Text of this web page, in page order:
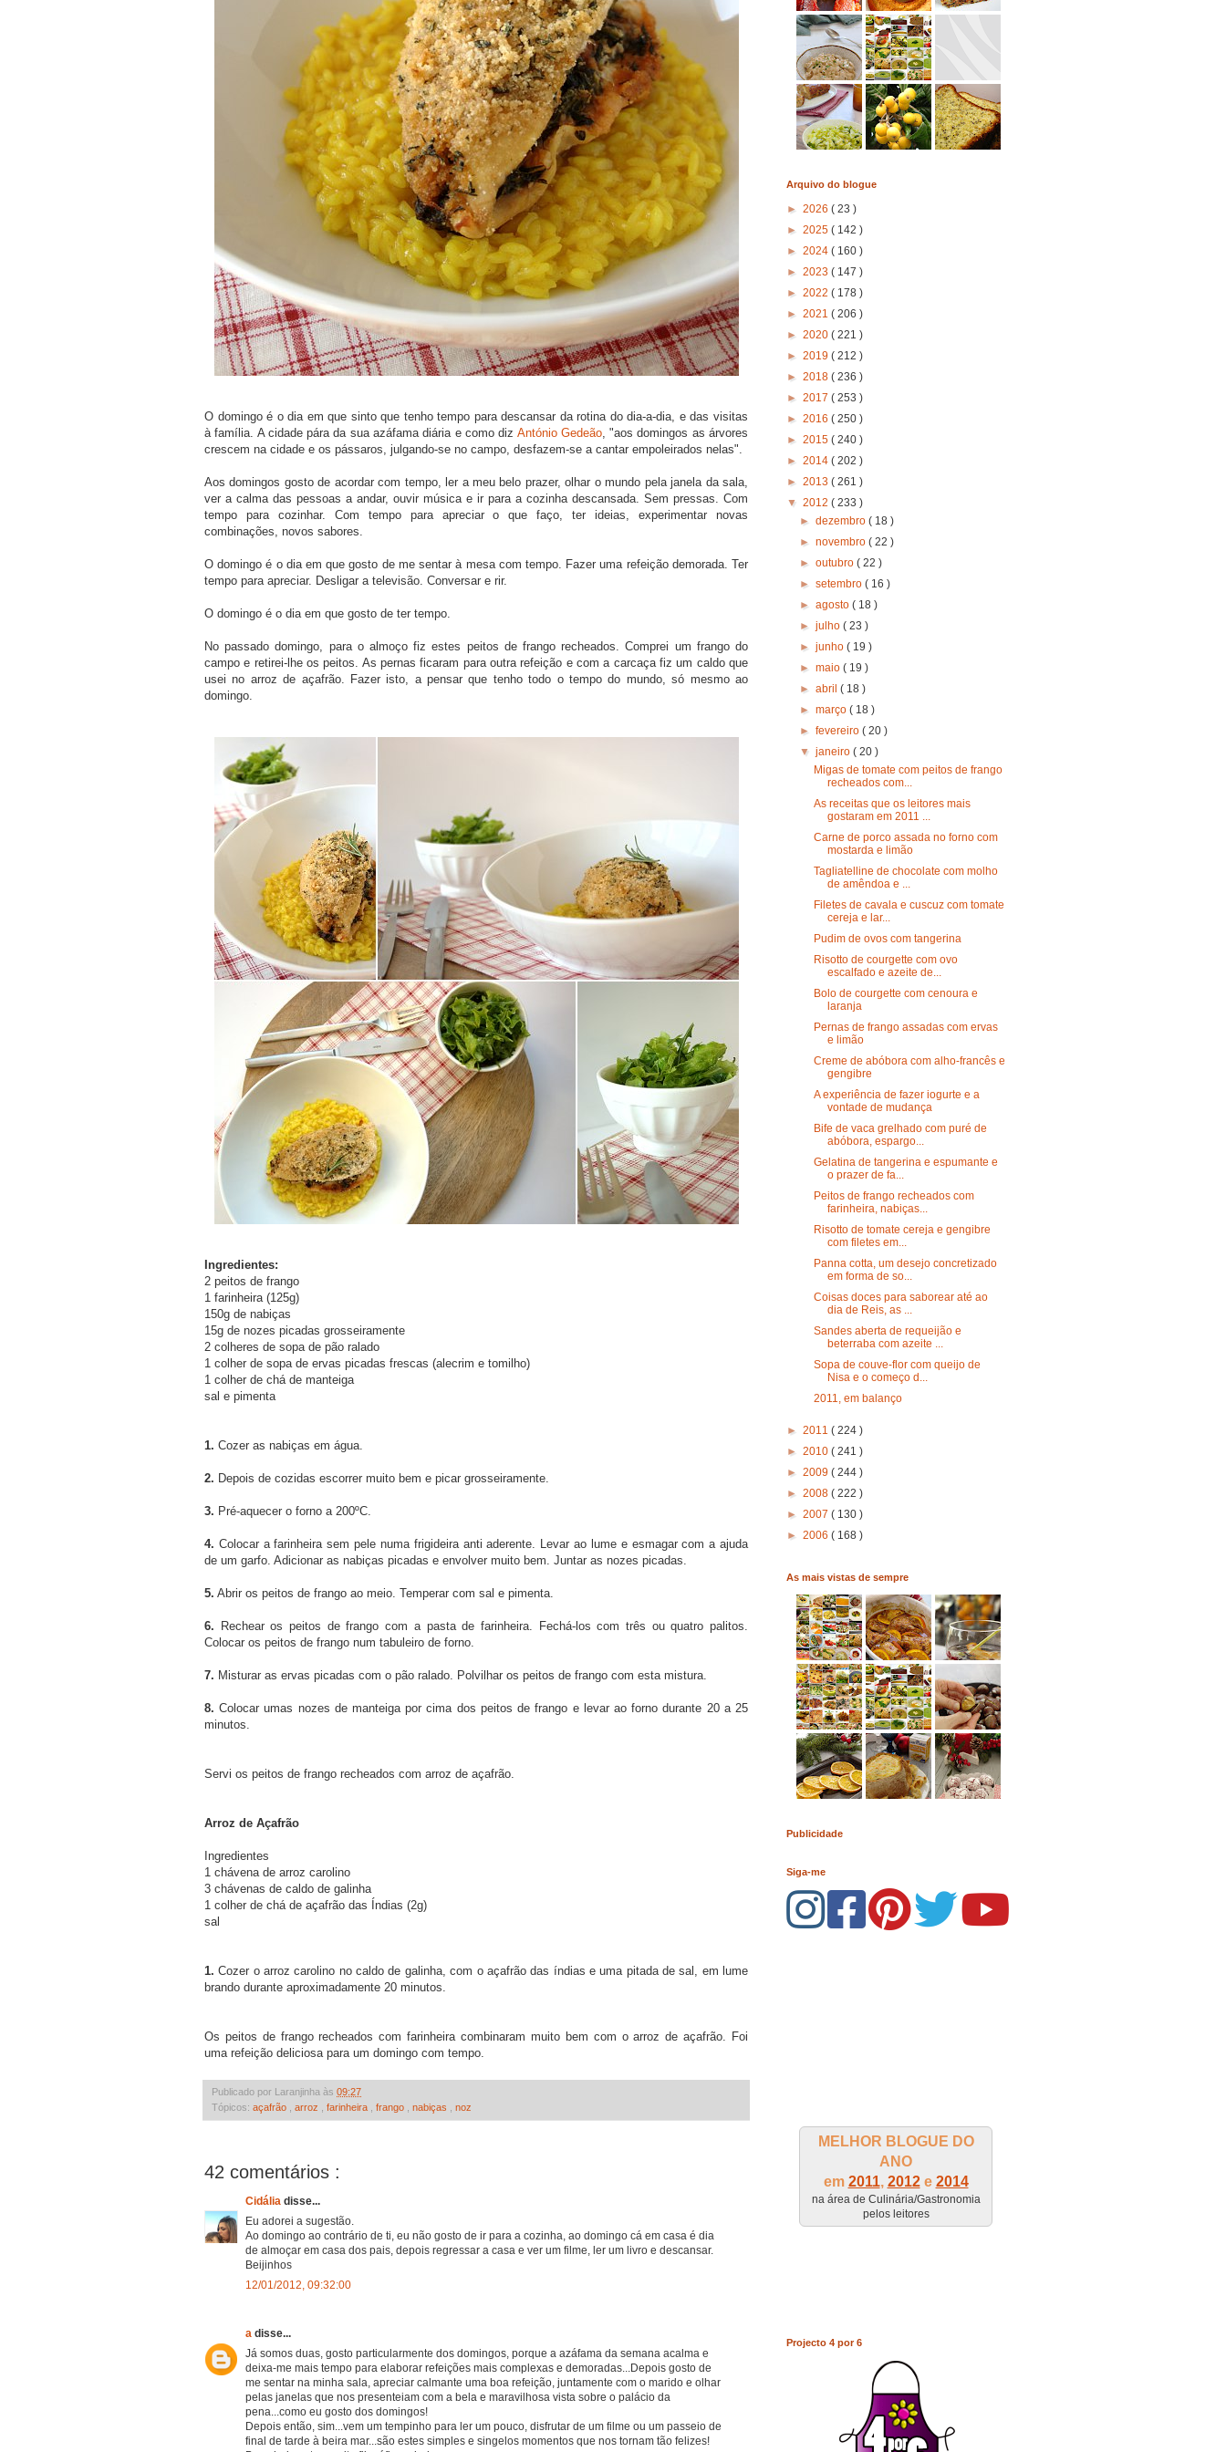
O domingo é o dia em que sinto que tenho tempo para descansar da rotina do dia-a-dia, e das visitas
à família. A cidade pára da sua azáfama diária e como diz António Gedeão, "aos domingos as árvores
crescem na cidade e os pássaros, julgando-se no campo, desfazem-se a cantar empoleirados nelas".
Aos domingos gosto de acordar com tempo, ler a meu belo prazer, olhar o mundo pela janela da sala,
ver a calma das pessoas a andar, ouvir música e ir para a cozinha descansada. Sem pressas. Com
tempo para cozinhar. Com tempo para apreciar o que faço, ter ideias, experimentar novas
combinações, novos sabores.
O domingo é o dia em que gosto de me sentar à mesa com tempo. Fazer uma refeição demorada. Ter
tempo para apreciar. Desligar a televisão. Conversar e rir.
O domingo é o dia em que gosto de ter tempo.
No passado domingo, para o almoço fiz estes peitos de frango recheados. Comprei um frango do
campo e retirei-lhe os peitos. As pernas ficaram para outra refeição e com a carcaça fiz um caldo que
usei no arroz de açafrão. Fazer isto, a pensar que tenho todo o tempo do mundo, só mesmo ao
domingo.
Ingredientes:
2 peitos de frango
1 farinheira (125g)
150g de nabiças
15g de nozes picadas grosseiramente
2 colheres de sopa de pão ralado
1 colher de sopa de ervas picadas frescas (alecrim e tomilho)
1 colher de chá de manteiga
sal e pimenta
1. Cozer as nabiças em água.
2. Depois de cozidas escorrer muito bem e picar grosseiramente.
3. Pré-aquecer o forno a 200ºC.
4. Colocar a farinheira sem pele numa frigideira anti aderente. Levar ao lume e esmagar com a ajuda
de um garfo. Adicionar as nabiças picadas e envolver muito bem. Juntar as nozes picadas.
5. Abrir os peitos de frango ao meio. Temperar com sal e pimenta.
6. Rechear os peitos de frango com a pasta de farinheira. Fechá-los com três ou quatro palitos.
Colocar os peitos de frango num tabuleiro de forno.
7. Misturar as ervas picadas com o pão ralado. Polvilhar os peitos de frango com esta mistura.
8. Colocar umas nozes de manteiga por cima dos peitos de frango e levar ao forno durante 20 a 25
minutos.
Servi os peitos de frango recheados com arroz de açafrão.
Arroz de Açafrão
Ingredientes
1 chávena de arroz carolino
3 chávenas de caldo de galinha
1 colher de chá de açafrão das Índias (2g)
sal
1. Cozer o arroz carolino no caldo de galinha, com o açafrão das índias e uma pitada de sal, em lume
brando durante aproximadamente 20 minutos.
Os peitos de frango recheados com farinheira combinaram muito bem com o arroz de açafrão. Foi
uma refeição deliciosa para um domingo com tempo.
Publicado por Laranjinha às 09:27
Tópicos: açafrão arroz farinheira frango nabiças noz
42 comentários :
Cidália disse...
Eu adorei a sugestão.
Ao domingo ao contrário de ti, eu não gosto de ir para a cozinha, ao domingo cá em casa é dia
de almoçar em casa dos pais, depois regressar a casa e ver um filme, ler um livro e descansar.
Beijinhos
12/01/2012, 09:32:00
a disse...
Já somos duas, gosto particularmente dos domingos, porque a azáfama da semana acalma e
deixa-me mais tempo para elaborar refeições mais complexas e demoradas...Depois gosto de
me sentar na minha sala, apreciar calmante uma boa refeição, juntamente com o marido e olhar
pelas janelas que nos presenteiam com a bela e maravilhosa vista sobre o palácio da
pena...como eu gosto dos domingos!
Depois então, sim...vem um tempinho para ler um pouco, disfrutar de um filme ou um passeio de
final de tarde à beira mar...são estes simples e singelos momentos que nos tornam tão felizes!
Arquivo do blogue
► 2026 ( 23 )
► 2025 ( 142 )
► 2024 ( 160 )
► 2023 ( 147 )
► 2022 ( 178 )
► 2021 ( 206 )
► 2020 ( 221 )
► 2019 ( 212 )
► 2018 ( 236 )
► 2017 ( 253 )
► 2016 ( 250 )
► 2015 ( 240 )
► 2014 ( 202 )
► 2013 ( 261 )
▼ 2012 ( 233 )
►dezembro( 18 )
►novembro( 22 )
►outubro( 22 )
►setembro( 16 )
►agosto( 18 )
►julho( 23 )
►junho( 19 )
►maio( 19 )
►abril( 18 )
►março( 18 )
►fevereiro( 20 )
▼janeiro( 20 )
Migas de tomate com peitos de frango
recheados com...
As receitas que os leitores mais
gostaram em 2011 ...
Carne de porco assada no forno com
mostarda e limão
Tagliatelline de chocolate com molho
de amêndoa e ...
Filetes de cavala e cuscuz com tomate
cereja e lar...
Pudim de ovos com tangerina
Risotto de courgette com ovo
escalfado e azeite de...
Bolo de courgette com cenoura e
laranja
Pernas de frango assadas com ervas
e limão
Creme de abóbora com alho-francês e
gengibre
A experiência de fazer iogurte e a
vontade de mudança
Bife de vaca grelhado com puré de
abóbora, espargo...
Gelatina de tangerina e espumante e
o prazer de fa...
Peitos de frango recheados com
farinheira, nabiças...
Risotto de tomate cereja e gengibre
com filetes em...
Panna cotta, um desejo concretizado
em forma de so...
Coisas doces para saborear até ao
dia de Reis, as ...
Sandes aberta de requeijão e
beterraba com azeite ...
Sopa de couve-flor com queijo de
Nisa e o começo d...
2011, em balanço
► 2011 ( 224 )
► 2010 ( 241 )
► 2009 ( 244 )
► 2008 ( 222 )
► 2007 ( 130 )
► 2006 ( 168 )
As mais vistas de sempre
Publicidade
Siga-me
MELHOR BLOGUE DO
ANO
em 2011, 2012e 2014
na área de Culinária/Gastronomia
pelos leitores
Projecto 4 por 6